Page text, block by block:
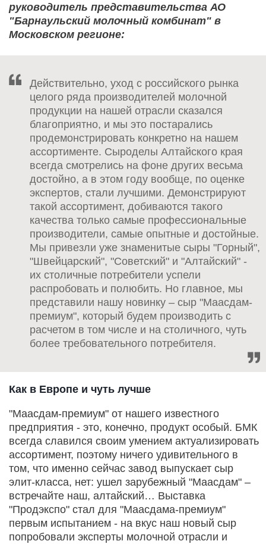
руководитель представительства АО
"Барнаульский молочный комбинат" в
Московском регионе:
Действительно, уход с российского рынка
целого ряда производителей молочной
продукции на нашей отрасли сказался
благоприятно, и мы это постарались
продемонстрировать конкретно на нашем
ассортименте. Сыроделы Алтайского края
всегда смотрелись на фоне других весьма
достойно, а в этом году вообще, по оценке
экспертов, стали лучшими. Демонстрируют
такой ассортимент, добиваются такого
качества только самые профессиональные
производители, самые опытные и достойные.
Мы привезли уже знаменитые сыры "Горный",
"Швейцарский", "Советский" и "Алтайский" -
их столичные потребители успели
распробовать и полюбить. Но главное, мы
представили нашу новинку – сыр "Маасдам-
премиум", который будем производить с
расчетом в том числе и на столичного, чуть
более требовательного потребителя.
Как в Европе и чуть лучше
"Маасдам-премиум" от нашего известного
предприятия - это, конечно, продукт особый. БМК
всегда славился своим умением актуализировать
ассортимент, поэтому ничего удивительного в
том, что именно сейчас завод выпускает сыр
элит-класса, нет: ушел зарубежный "Маасдам" –
встречайте наш, алтайский… Выставка
"Продэкспо" стал для "Маасдама-премиум"
первым испытанием - на вкус наш новый сыр
попробовали эксперты молочной отрасли и